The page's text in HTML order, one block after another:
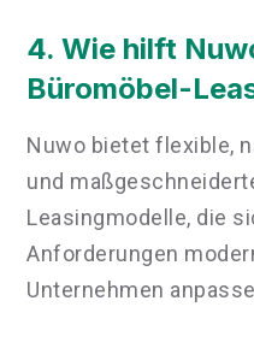
4. Wie hilft
Büromöbel-
Nuwo bietet flexible,
und
Leasingmodelle, die
Anforderungen
Unternehmen